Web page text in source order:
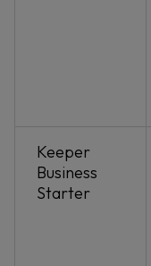
Keeper
Business
Starter